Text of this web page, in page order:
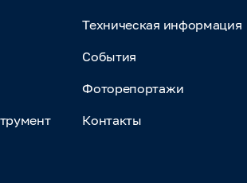
Техническая информация
События
Фоторепортажи
Контакты